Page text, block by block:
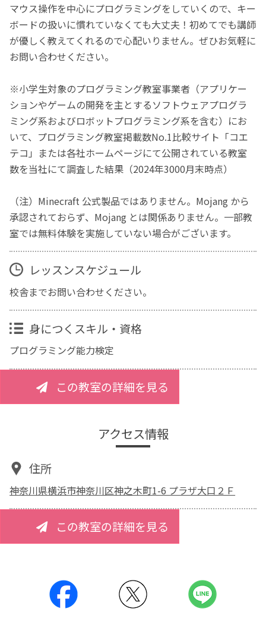
マウス操作を中心にプログラミングをしていくので、キー
ボードの扱いに慣れていなくても大丈夫！初めてでも講師
が優しく教えてくれるので心配いりません。ぜひお気軽に
お問い合わせください。
※小学生対象のプログラミング教室事業者（アプリケー
ションやゲームの開発を主とするソフトウェアプログラ
ミング系およびロボットプログラミング系を含む）にお
いて、プログラミング教室掲載数No.1比較サイト「コエ
テコ」または各社ホームページにて公開されている教室
数を当社にて調査した結果（2024年3000月末時点）
（注）Minecraft 公式製品ではありません。Mojang から
承認されておらず、Mojang とは関係ありません。一部教
室では無料体験を実施していない場合がございます。
レッスンスケジュール
校舎までお問い合わせください。
身につくスキル・資格
プログラミング能力検定
この教室の詳細を見る
アクセス情報
住所
神奈川県横浜市神奈川区神之木町1-6 プラザ大口２Ｆ
この教室の詳細を見る